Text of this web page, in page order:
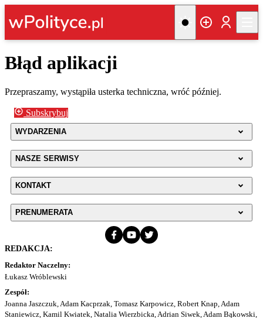
Błąd aplikacji
Przepraszamy, wystąpiła usterka techniczna, wróć później.
Subskrybuj
WYDARZENIA
NASZE SERWISY
KONTAKT
PRENUMERATA
REDAKCJA:
Redaktor Naczelny:
Łukasz Wróblewski
Zespół:
Joanna Jaszczuk, Adam Kacprzak, Tomasz Karpowicz, Robert Knap, Adam
Staniewicz, Kamil Kwiatek, Natalia Wierzbicka, Adrian Siwek, Adam Bąkowski,